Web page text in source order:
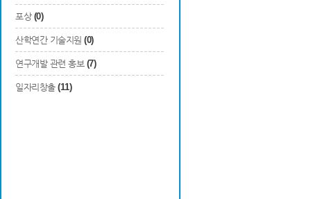
포상 (0)
산학연간 기술지원 (0)
연구개발 관련 홍보 (7)
일자리창출 (11)